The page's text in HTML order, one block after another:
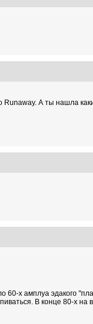
А ты нашла
60-х амплуа эдакого
В конце 80-х на